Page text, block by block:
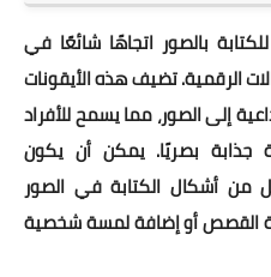
بالصور اتجاهًا شائعًا في
الرقمية. تضيف هذه الأيقونات
إلى الصور، مما يسمح للأفراد
جذابة بصريًا. يمكن أن يكون
من أشكال الكتابة في الصور
القصص أو إضافة لمسة شخصية